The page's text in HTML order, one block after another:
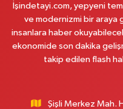
Saygın Eczanesi
Örnek Mahallesi Hasan Çelebi
ÖRNEK MH. MERKEZ CAMİ ALT
0 (216) 472 32 92 Yol
Battalgazi Mahallesi Hamzalar
İşindetayi.com, yepyeni
ve modernizmi bir araya
insanlara haber
ekonomide son dakika
takip edilen flash
Şişli Merkez Mah.